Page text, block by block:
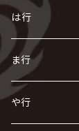
AKIHIDE
ACME / アクメ
浅葱 / ASAGI
Azavana
生熊耕治
Initial'L
INORAN
Waive
Versailles
Verde/
ACE OF SPADES
X JAPAN
LSN / The
お
AURORIZE
OFIAM
kein
GACKT
KAKUMAY
キズ
KiD
gives
Crack6
グラビティ
GRIMOIRE
け
[ kei ] / 圭
仮病
こ
GOATBED
The THIRTEEN
Psycho le
櫻井敦司
Zeke Deux
Z CLEAR
SEESAW
す
Z CLEAR
超ジャシー
せ
ゼラ
そ
DASEIN
DAIGO
ダウト
ち
CHAQLA.
つ
て
な
NIGHTMARE
NAZARE
に
NiEL
ぬ
は行
は
heidi.
ひ
ま行
ま
や行